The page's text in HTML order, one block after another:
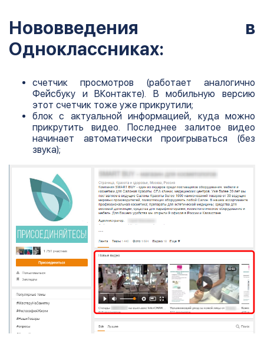
Нововведения в
Одноклассниках:
счетчик просмотров (работает аналогично
Фейсбуку и ВКонтакте). В мобильную версию
этот счетчик тоже уже прикрутили;
блок с актуальной информацией, куда можно
прикрутить видео. Последнее залитое видео
начинает автоматически проигрываться (без
звука);